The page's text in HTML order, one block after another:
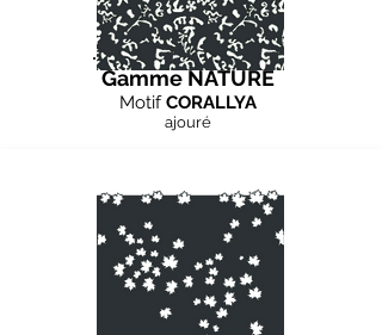
Gamme NATURE
MotifCORALLYA
ajouré